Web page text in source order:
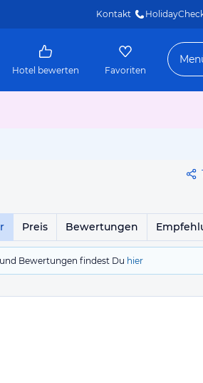
Kontakt
Hotel bewerten Favoriten
Preis Bewertungen
Bewertungen findest Du hier